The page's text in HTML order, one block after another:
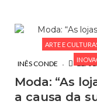
ARTE E
INÊS CONDE 22/
Moda: “As
a causa da